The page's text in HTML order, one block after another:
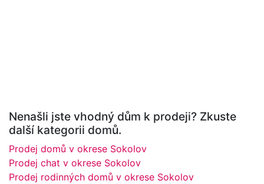
Nenašli jste vhodný dům k prodeji? Zkuste
další kategorii domů.
Prodej domů v okrese Sokolov
Prodej chat v okrese Sokolov
Prodej rodinných domů v okrese Sokolov